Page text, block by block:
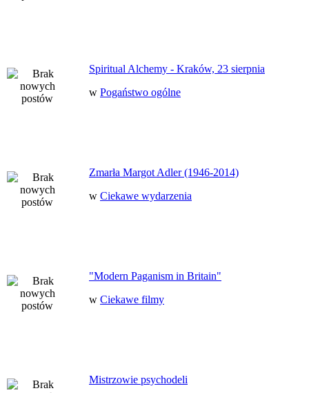
Spiritual Alchemy - Kraków, 23 sierpnia
w Pogaństwo ogólne
Zmarła Margot Adler (1946-2014)
w Ciekawe wydarzenia
"Modern Paganism in Britain"
w Ciekawe filmy
Mistrzowie psychodeli